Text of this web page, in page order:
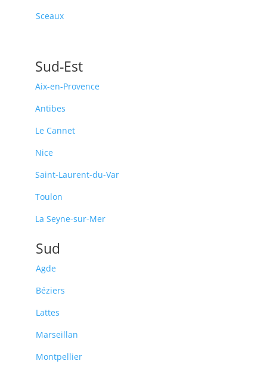
Sceaux
Sud-Est
Aix-en-Provence
Antibes
Le Cannet
Nice
Saint-Laurent-du-Var
Toulon
La Seyne-sur-Mer
Sud
Agde
Béziers
Lattes
Marseillan
Montpellier